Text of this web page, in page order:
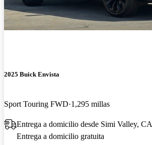
2025 Buick Envista
Sport Touring FWD 1,295 millas
Entrega a domicilio desde Simi Valley, CA
Entrega a domicilio gratuita